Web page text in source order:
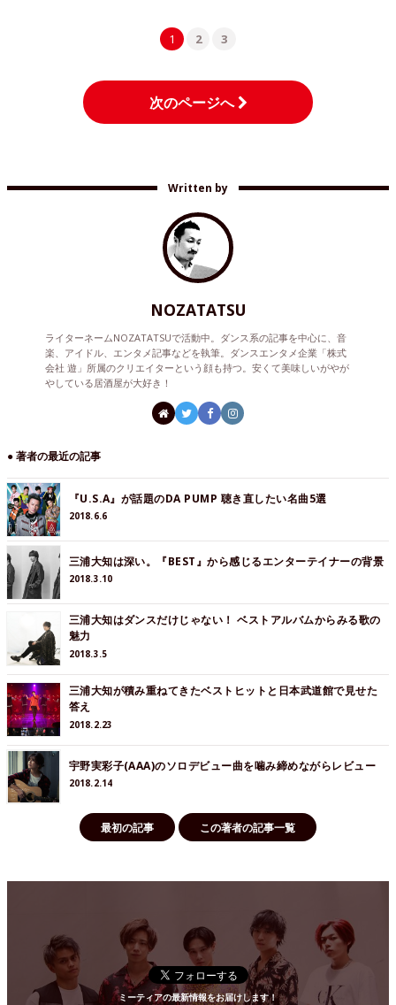
1 2 3
次のページへ
Written by
NOZATATSU
ライターネームNOZATATSUで活動中。ダンス系の記事を中心に、音
楽、アイドル、エンタメ記事などを執筆。ダンスエンタメ企業「株式
会社 遊」所属のクリエイターという顔も持つ。安くて美味しいがやが
やしている居酒屋が大好き！
● 著者の最近の記事
『U.S.A』が話題のDA PUMP 聴き直したい名曲5選
2018.6.6
三浦大知は深い。『BEST』から感じるエンターテイナーの背景
2018.3.10
三浦大知はダンスだけじゃない！ ベストアルバムからみる歌の
魅力
2018.3.5
三浦大知が積み重ねてきたベストヒットと日本武道館で見せた
答え
2018.2.23
宇野実彩子(AAA)のソロデビュー曲を噛み締めながらレビュー
2018.2.14
最初の記事 この著者の記事一覧
ミーティアの最新情報をお届けします！